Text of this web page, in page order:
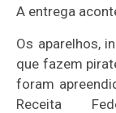
A entrega
Os aparelhos,
que fazem
foram
Receita